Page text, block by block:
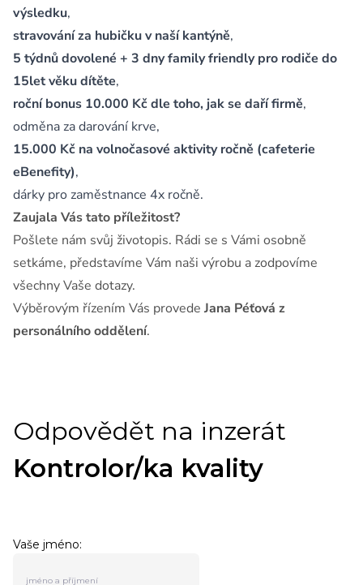
výsledku,
stravování za hubičku v naší kantýně,
5 týdnů dovolené + 3 dny family friendly pro rodiče do
15let věku dítěte,
roční bonus 10.000 Kč dle toho, jak se daří firmě,
odměna za darování krve,
15.000 Kč na volnočasové aktivity ročně (cafeterie
eBenefity),
dárky pro zaměstnance 4x ročně.
Zaujala Vás tato příležitost?
Pošlete nám svůj životopis. Rádi se s Vámi osobně
setkáme, představíme Vám naši výrobu a zodpovíme
všechny Vaše dotazy.
Výběrovým řízením Vás provede Jana Péťová z
personálního oddělení.